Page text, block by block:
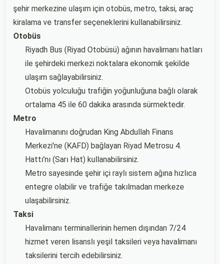
şehir merkezine ulaşım için otobüs, metro, taksi, araç
kiralama ve transfer seçeneklerini kullanabilirsiniz.
Otobüs
Riyadh Bus (Riyad Otobüsü) ağının havalimanı hatları
ile şehirdeki merkezi noktalara ekonomik şekilde
ulaşım sağlayabilirsiniz.
Otobüs yolculuğu trafiğin yoğunluğuna bağlı olarak
ortalama 45 ile 60 dakika arasında sürmektedir.
Metro
Havalimanını doğrudan King Abdullah Finans
Merkezi'ne (KAFD) bağlayan Riyad Metrosu 4.
Hattı'nı (Sarı Hat) kullanabilirsiniz.
Metro sayesinde şehir içi raylı sistem ağına hızlıca
entegre olabilir ve trafiğe takılmadan merkeze
ulaşabilirsiniz.
Taksi
Havalimanı terminallerinin hemen dışından 7/24
hizmet veren lisanslı yeşil taksileri veya havalimanı
taksilerini tercih edebilirsiniz.